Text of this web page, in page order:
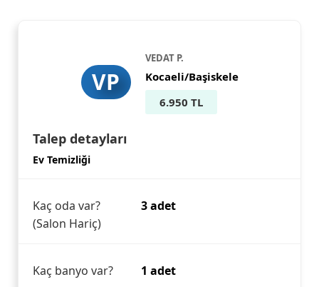
VP
VEDAT P.
Kocaeli/Başiskele
6.950 TL
Talep detayları
Ev Temizliği
Kaç oda var?
(Salon Hariç)
3 adet
Kaç banyo var? 1 adet